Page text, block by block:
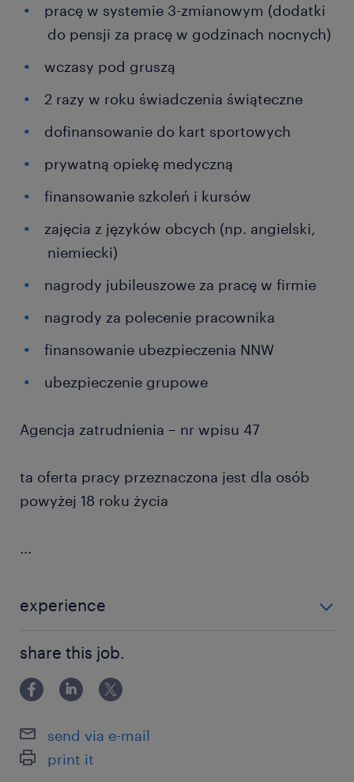
pracę w systemie 3-zmianowym (dodatki
do pensji za pracę w godzinach nocnych)
wczasy pod gruszą
2 razy w roku świadczenia świąteczne
dofinansowanie do kart sportowych
prywatną opiekę medyczną
finansowanie szkoleń i kursów
zajęcia z języków obcych (np. angielski,
niemiecki)
nagrody jubileuszowe za pracę w firmie
nagrody za polecenie pracownika
finansowanie ubezpieczenia NNW
ubezpieczenie grupowe
Agencja zatrudnienia – nr wpisu 47
ta oferta pracy przeznaczona jest dla osób
powyżej 18 roku życia
...
experience
share this job.
send via e-mail
print it